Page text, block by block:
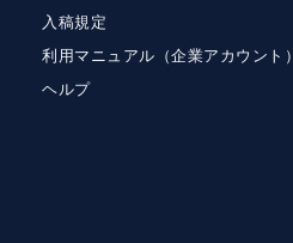
入稿規定
利用マニュアル（企業アカウント）
ヘルプ